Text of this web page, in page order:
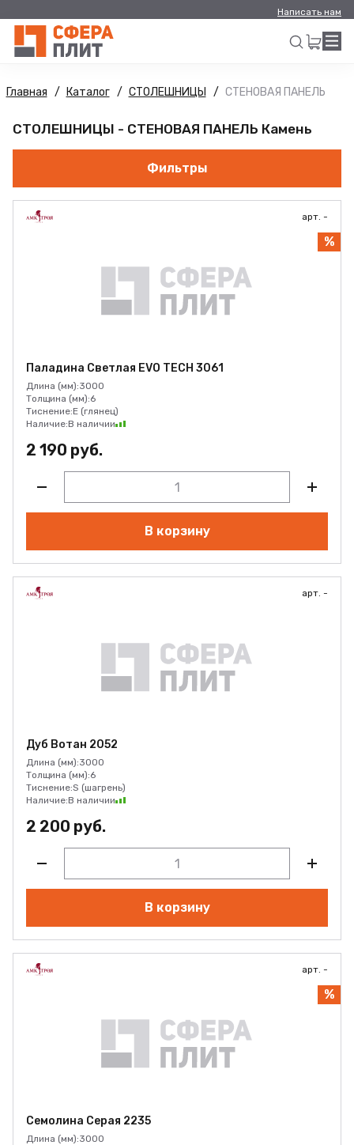
Написать нам
Искать
Главная Каталог СТОЛЕШНИЦЫ СТЕНОВАЯ ПАНЕЛЬ
СТОЛЕШНИЦЫ - СТЕНОВАЯ ПАНЕЛЬ Камень
Фильтры
арт. -
%
Паладина Светлая EVO TECH 3061
Длина (мм):3000
Толщина (мм):6
Тиснение:E (глянец)
Наличие:В наличии
2 190 руб.
В корзину
арт. -
Дуб Вотан 2052
Длина (мм):3000
Толщина (мм):6
Тиснение:S (шагрень)
Наличие:В наличии
2 200 руб.
В корзину
арт. -
%
Семолина Серая 2235
Длина (мм):3000